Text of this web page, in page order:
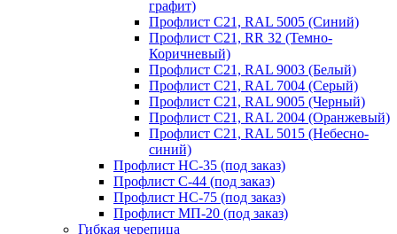
графит)
Профлист С21, RAL 5005 (Синий)
Профлист С21, RR 32 (Темно-
Коричневый)
Профлист С21, RAL 9003 (Белый)
Профлист С21, RAL 7004 (Серый)
Профлист С21, RAL 9005 (Черный)
Профлист С21, RAL 2004 (Оранжевый)
Профлист С21, RAL 5015 (Небесно-
синий)
Профлист НС-35 (под заказ)
Профлист С-44 (под заказ)
Профлист НС-75 (под заказ)
Профлист МП-20 (под заказ)
Гибкая черепица